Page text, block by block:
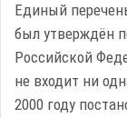
Единый
был утверждён
Российской
не входит ни
2000 году